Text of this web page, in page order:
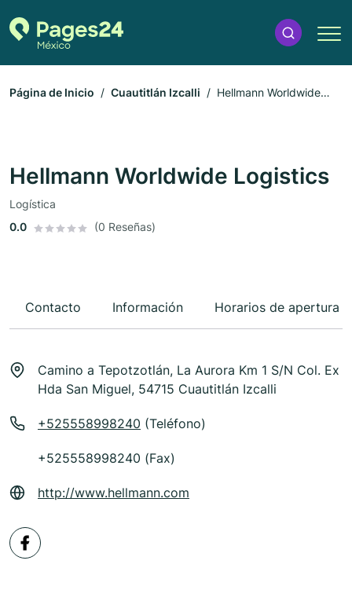
Página de Inicio Cuautitlán Izcalli
Hellmann Worldwide
Hellmann Worldwide Logistics
Logística
0.0
(0 Reseñas)
Contacto Información Horarios de apertura
Camino a Tepotzotlán, La Aurora Km 1 S/N Col. Ex
Hda San Miguel, 54715 Cuautitlán Izcalli
+525558998240 (Teléfono)
+525558998240 (Fax)
http://www.hellmann.com